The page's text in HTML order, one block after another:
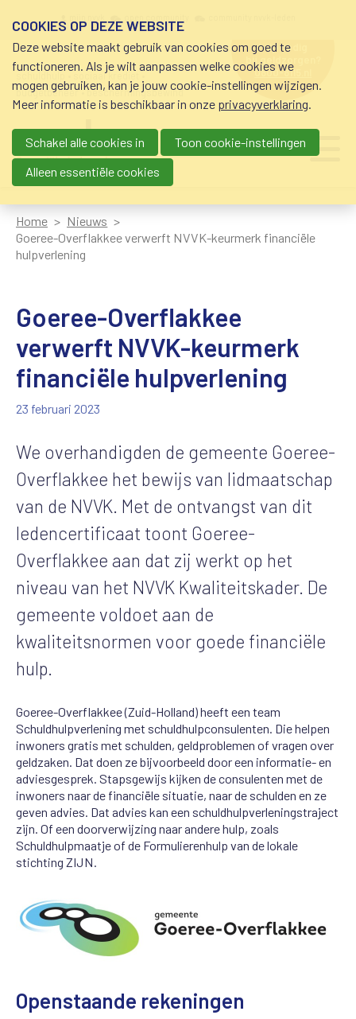
schuldhulp • sociaal krediet •
budgetbeheer • beschermingsbewind
hulp nodig
bij geldzorgen?
0800-8115.nl
Main navigation
Home
Nieuws
Goeree-Overflakkee verwerft NVVK-keurmerk financiële
hulpverlening
Goeree-Overflakkee
verwerft NVVK-keurmerk
financiële hulpverlening
23 februari 2023
We overhandigden de gemeente Goeree-
Overflakkee het bewijs van lidmaatschap
van de NVVK. Met de ontvangst van dit
ledencertificaat toont Goeree-
Overflakkee aan dat zij werkt op het
niveau van het NVVK Kwaliteitskader. De
gemeente voldoet aan de
kwaliteitsnormen voor goede financiële
hulp.
Goeree-Overflakkee (Zuid-Holland) heeft een team
Schuldhulpverlening met schuldhulpconsulenten. Die helpen
inwoners gratis met schulden, geldproblemen of vragen over
geldzaken. Dat doen ze bijvoorbeeld door een informatie- en
adviesgesprek. Stapsgewijs kijken de consulenten met de
inwoners naar de financiële situatie, naar de schulden en ze
geven advies. Dat advies kan een schuldhulpverleningstraject
zijn. Of een doorverwijzing naar andere hulp, zoals
Schuldhulpmaatje of de Formulierenhulp van de lokale
stichting ZIJN.
Openstaande rekeningen
COOKIES OP DEZE WEBSITE
Deze website maakt gebruik van cookies om goed te
functioneren. Als je wilt aanpassen welke cookies we
mogen gebruiken, kan je jouw cookie-instellingen wijzigen.
Meer informatie is beschikbaar in onze privacyverklaring.
Schakel alle cookies in
Toon cookie-instellingen
Alleen essentiële cookies